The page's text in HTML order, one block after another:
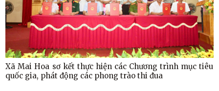
Xã Mai Hoa sơ kết thực hiện các Chương trình mục tiêu
quốc gia, phát động các phong trào thi đua